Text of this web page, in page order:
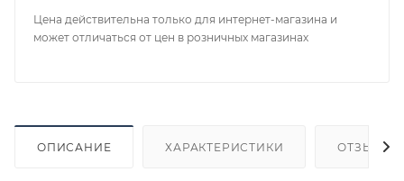
Цена действительна только для интернет-магазина и
может отличаться от цен в розничных магазинах
ОПИСАНИЕ ХАРАКТЕРИСТИКИ ОТЗЫВЫ